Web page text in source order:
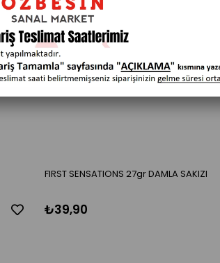
FIRST SENSATIONS 27gr DAMLA SAKIZI
₺39,90